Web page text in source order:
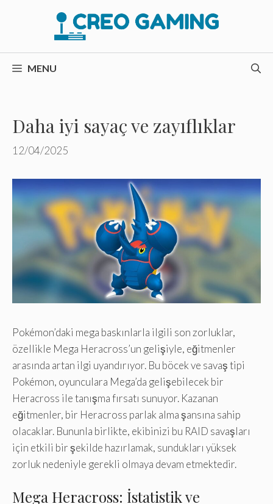
MENU
Daha iyi sayaç ve zayıflıklar
12/04/2025
Pokémon’daki mega baskınlarla ilgili son zorluklar,
özellikle Mega Heracross’un gelişiyle, eğitmenler
arasında artan ilgi uyandırıyor. Bu böcek ve savaş tipi
Pokémon, oyunculara Mega’da gelişebilecek bir
Heracross ile tanışma fırsatı sunuyor. Kazanan
eğitmenler, bir Heracross parlak alma şansına sahip
olacaklar. Bununla birlikte, ekibinizi bu RAID savaşları
için etkili bir şekilde hazırlamak, sundukları yüksek
zorluk nedeniyle gerekli olmaya devam etmektedir.
Mega Heracross: İstatistik ve